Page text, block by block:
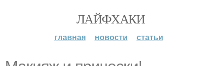
ЛАЙФХАКИ
главная новости статьи